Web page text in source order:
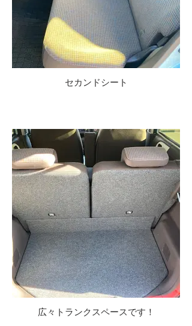
セカンドシート
広々トランクスペースです！